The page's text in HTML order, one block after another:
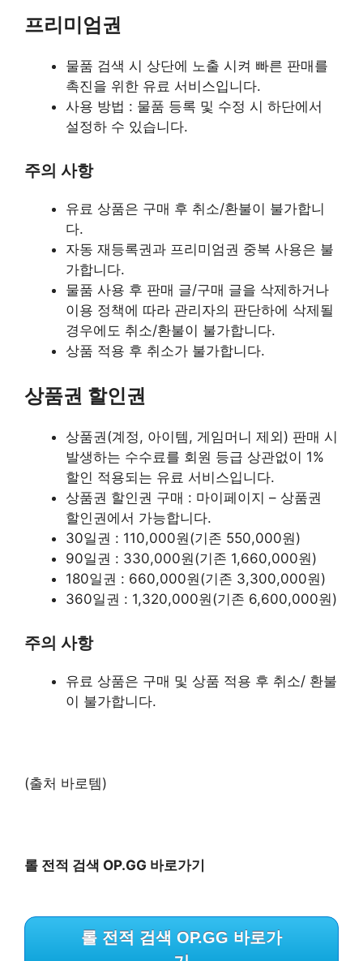
프리미엄권
물품 검색 시 상단에 노출 시켜 빠른 판매를
촉진을 위한 유료 서비스입니다.
사용 방법 : 물품 등록 및 수정 시 하단에서
설정하 수 있습니다.
주의 사항
유료 상품은 구매 후 취소/환불이 불가합니
다.
자동 재등록권과 프리미엄권 중복 사용은 불
가합니다.
물품 사용 후 판매 글/구매 글을 삭제하거나
이용 정책에 따라 관리자의 판단하에 삭제될
경우에도 취소/환불이 불가합니다.
상품 적용 후 취소가 불가합니다.
상품권 할인권
상품권(계정, 아이템, 게임머니 제외) 판매 시
발생하는 수수료를 회원 등급 상관없이 1%
할인 적용되는 유료 서비스입니다.
상품권 할인권 구매 : 마이페이지 – 상품권
할인권에서 가능합니다.
30일권 : 110,000원(기존 550,000원)
90일권 : 330,000원(기존 1,660,000원)
180일권 : 660,000원(기존 3,300,000원)
360일권 : 1,320,000원(기존 6,600,000원)
주의 사항
유료 상품은 구매 및 상품 적용 후 취소/ 환불
이 불가합니다.
(출처 바로템)
롤 전적 검색 OP.GG 바로가기
롤 전적 검색 OP.GG 바로가